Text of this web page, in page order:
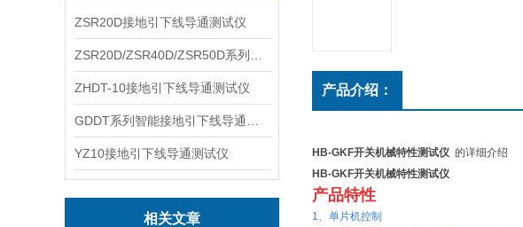
ZSR20D接地引下线导通测试仪
ZHDT-10接地引下线导通测试仪
YZ10接地引下线导通测试仪
相关文章
产品介绍：
HB-GKF开关机械特性测试仪 的详细介绍
HB-GKF开关机械特性测试仪
产品特性
1、单片机控制